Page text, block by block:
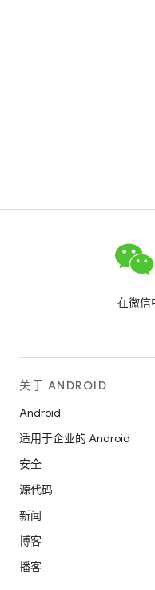
在微信
关于 ANDROID
Android
适用于企业的 Android
安全
源代码
新闻
博客
播客